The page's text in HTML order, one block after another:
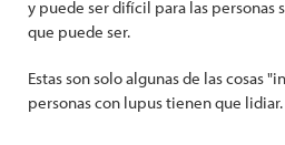
y puede ser difícil para las personas
que puede ser.
Estas son solo algunas de las cosas
personas con lupus tienen que lidiar.